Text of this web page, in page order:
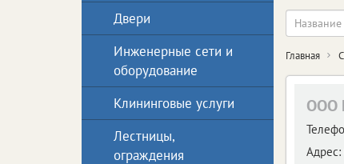
Главная
ООО
Адрес:
Двери
Инженерные сети и
оборудование
Клининговые услуги
Лестницы,
ограждения